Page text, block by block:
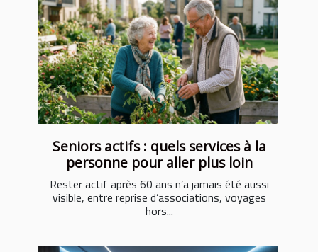
Seniors actifs : quels services à la
personne pour aller plus loin
Rester actif après 60 ans n’a jamais été aussi
visible, entre reprise d’associations, voyages
hors...